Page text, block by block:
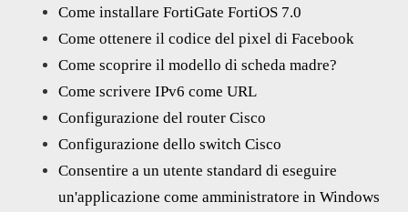
Come installare FortiGate FortiOS 7.0
Come ottenere il codice del pixel di Facebook
Come scoprire il modello di scheda madre?
Come scrivere IPv6 come URL
Configurazione del router Cisco
Configurazione dello switch Cisco
Consentire a un utente standard di eseguire
un'applicazione come amministratore in Windows